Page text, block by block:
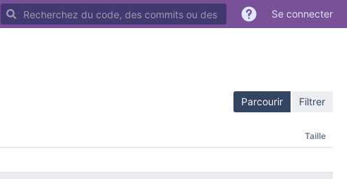
Rechercher du code, des commits ou des dépôts Se connecter
Parcourir Filtrer
Taille